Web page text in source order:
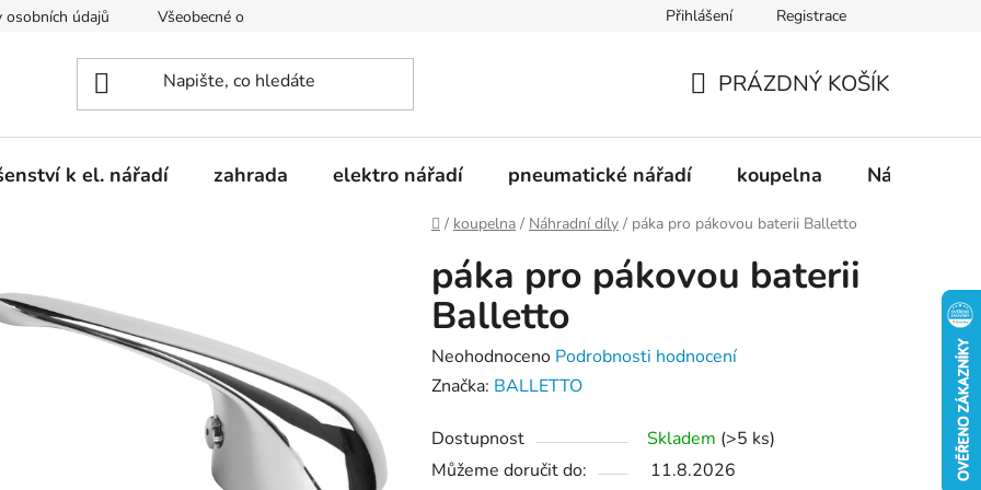
osobních údajů Všeobecné obchodní podmínky Doprava a platba Kontakty
Přihlášení Registrace
KOŠÍK
PRÁZDNÝ KOŠÍK
k el. nářadí zahrada elektro nářadí pneumatické nářadí koupelna Nádobí
Domů
/ koupelna / Náhradní díly / páka pro pákovou baterii Balletto
páka pro pákovou baterii
Balletto
Průměrné
hodnocení
je
0,0
Neohodnoceno Podrobnosti hodnocení
Značka: BALLETTO
Dostupnost Skladem (>5 ks)
Můžeme doručit do:
11.8.2026